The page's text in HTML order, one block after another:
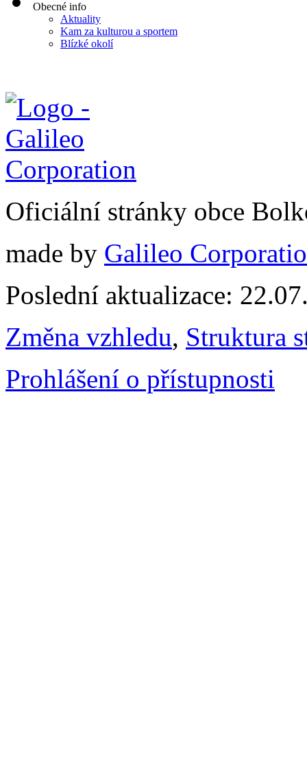
Obecné info
Aktuality
Kam za kulturou a sportem
Blízké okolí
Oficiální stránky obce
made by Galileo
Poslední aktualizace:
Změna vzhledu, Struktura
Prohlášení o přístupnosti